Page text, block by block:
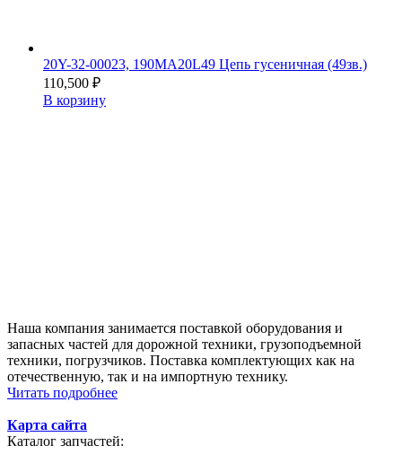
20Y-32-00023, 190MA20L49 Цепь гусеничная (49зв.)
110,500 ₽
В корзину
Наша компания занимается поставкой оборудования и
запасных частей для дорожной техники, грузоподъемной
техники, погрузчиков. Поставка комплектующих как на
отечественную, так и на импортную технику.
Читать подробнее
Карта сайта
Каталог запчастей: